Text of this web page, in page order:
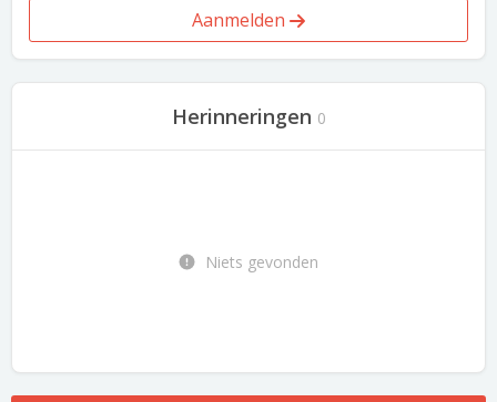
Aanmelden
Herinneringen 0
Niets gevonden